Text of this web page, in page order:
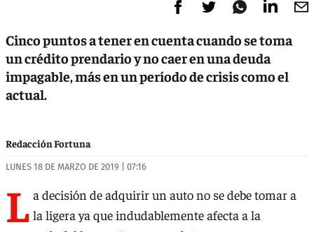
Cinco puntos a tener en cuenta cuando se toma
un crédito prendario y no caer en una deuda
impagable, más en un período de crisis como el
actual.
Redacción Fortuna
LUNES 18 DE MARZO DE 2019 | 07:16
L a decisión de adquirir un auto no se debe tomar a
la ligera ya que indudablemente afecta a la